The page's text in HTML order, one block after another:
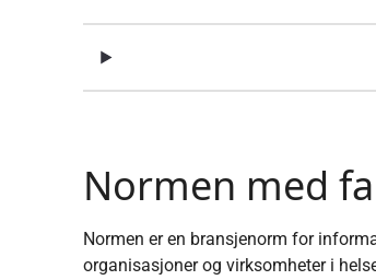
Normen med
Normen er en bransjenorm for
organisasjoner og virksomheter i